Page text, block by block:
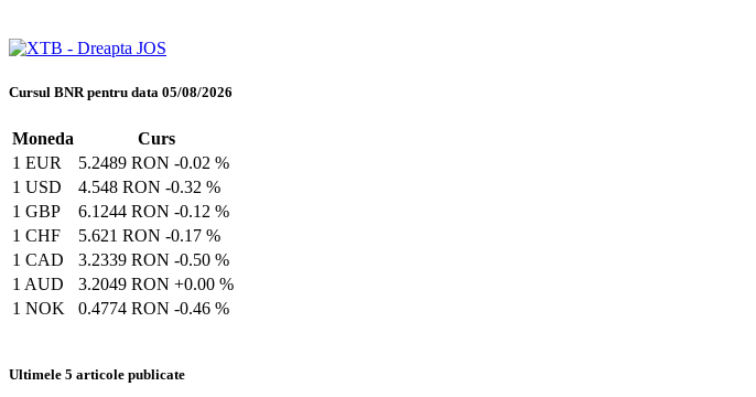
Cursul BNR pentru data 05/08/2026
Moneda
Curs
1 EUR
5.2489 RON -0.02 %
1 USD
4.548 RON -0.32 %
1 GBP
6.1244 RON -0.12 %
1 CHF
5.621 RON -0.17 %
1 CAD
3.2339 RON -0.50 %
1 AUD
3.2049 RON +0.00 %
1 NOK
0.4774 RON -0.46 %
Ultimele 5 articole publicate